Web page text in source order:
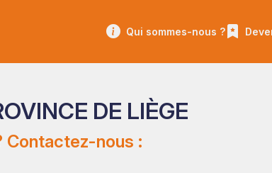
Qui sommes-nous ?
DE LIÈGE
Contactez-nous :